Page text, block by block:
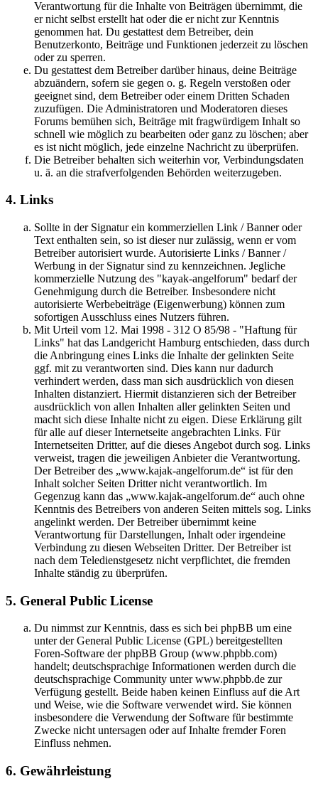
Verantwortung für die Inhalte von Beiträgen übernimmt, die
er nicht selbst erstellt hat oder die er nicht zur Kenntnis
genommen hat. Du gestattest dem Betreiber, dein
Benutzerkonto, Beiträge und Funktionen jederzeit zu löschen
oder zu sperren.
Du gestattest dem Betreiber darüber hinaus, deine Beiträge
abzuändern, sofern sie gegen o. g. Regeln verstoßen oder
geeignet sind, dem Betreiber oder einem Dritten Schaden
zuzufügen. Die Administratoren und Moderatoren dieses
Forums bemühen sich, Beiträge mit fragwürdigem Inhalt so
schnell wie möglich zu bearbeiten oder ganz zu löschen; aber
es ist nicht möglich, jede einzelne Nachricht zu überprüfen.
Die Betreiber behalten sich weiterhin vor, Verbindungsdaten
u. ä. an die strafverfolgenden Behörden weiterzugeben.
4. Links
Sollte in der Signatur ein kommerziellen Link / Banner oder
Text enthalten sein, so ist dieser nur zulässig, wenn er vom
Betreiber autorisiert wurde. Autorisierte Links / Banner /
Werbung in der Signatur sind zu kennzeichnen. Jegliche
kommerzielle Nutzung des "kayak-angelforum" bedarf der
Genehmigung durch die Betreiber. Insbesondere nicht
autorisierte Werbebeiträge (Eigenwerbung) können zum
sofortigen Ausschluss eines Nutzers führen.
Mit Urteil vom 12. Mai 1998 - 312 O 85/98 - "Haftung für
Links" hat das Landgericht Hamburg entschieden, dass durch
die Anbringung eines Links die Inhalte der gelinkten Seite
ggf. mit zu verantworten sind. Dies kann nur dadurch
verhindert werden, dass man sich ausdrücklich von diesen
Inhalten distanziert. Hiermit distanzieren sich der Betreiber
ausdrücklich von allen Inhalten aller gelinkten Seiten und
macht sich diese Inhalte nicht zu eigen. Diese Erklärung gilt
für alle auf dieser Internetseite angebrachten Links. Für
Internetseiten Dritter, auf die dieses Angebot durch sog. Links
verweist, tragen die jeweiligen Anbieter die Verantwortung.
Der Betreiber des „www.kajak-angelforum.de“ ist für den
Inhalt solcher Seiten Dritter nicht verantwortlich. Im
Gegenzug kann das „www.kajak-angelforum.de“ auch ohne
Kenntnis des Betreibers von anderen Seiten mittels sog. Links
angelinkt werden. Der Betreiber übernimmt keine
Verantwortung für Darstellungen, Inhalt oder irgendeine
Verbindung zu diesen Webseiten Dritter. Der Betreiber ist
nach dem Teledienstgesetz nicht verpflichtet, die fremden
Inhalte ständig zu überprüfen.
5. General Public License
Du nimmst zur Kenntnis, dass es sich bei phpBB um eine
unter der General Public License (GPL) bereitgestellten
Foren-Software der phpBB Group (www.phpbb.com)
handelt; deutschsprachige Informationen werden durch die
deutschsprachige Community unter www.phpbb.de zur
Verfügung gestellt. Beide haben keinen Einfluss auf die Art
und Weise, wie die Software verwendet wird. Sie können
insbesondere die Verwendung der Software für bestimmte
Zwecke nicht untersagen oder auf Inhalte fremder Foren
Einfluss nehmen.
6. Gewährleistung